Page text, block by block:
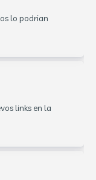
lo podrian
links en la